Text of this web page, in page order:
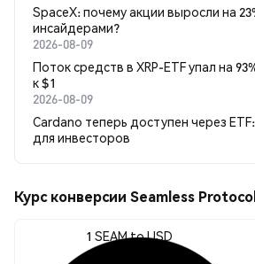
SpaceX: почему акции выросли на
инсайдерами?
2026-08-09
Поток средств в XRP-ETF упал на
к $1
2026-08-09
Cardano теперь доступен через
для инвесторов
Курс конверсии Seamless
1 SEAM to USD